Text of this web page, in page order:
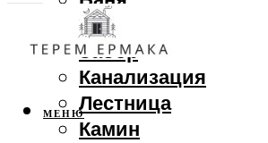
Веранда
Забор
Канализация
Лестница
Камин
МЕНЮ